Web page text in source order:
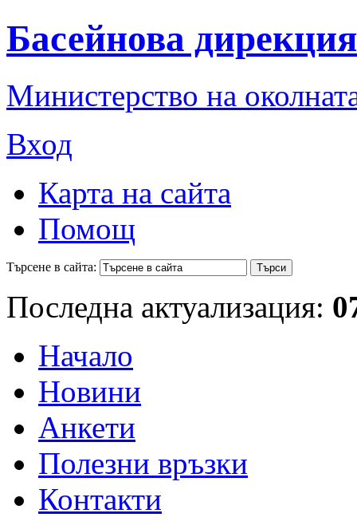
Басейнова
Министерство на
Вход
Карта на сайта
Помощ
Търсене в сайта:
Последна актуализация:
Начало
Новини
Анкети
Полезни връзки
Контакти